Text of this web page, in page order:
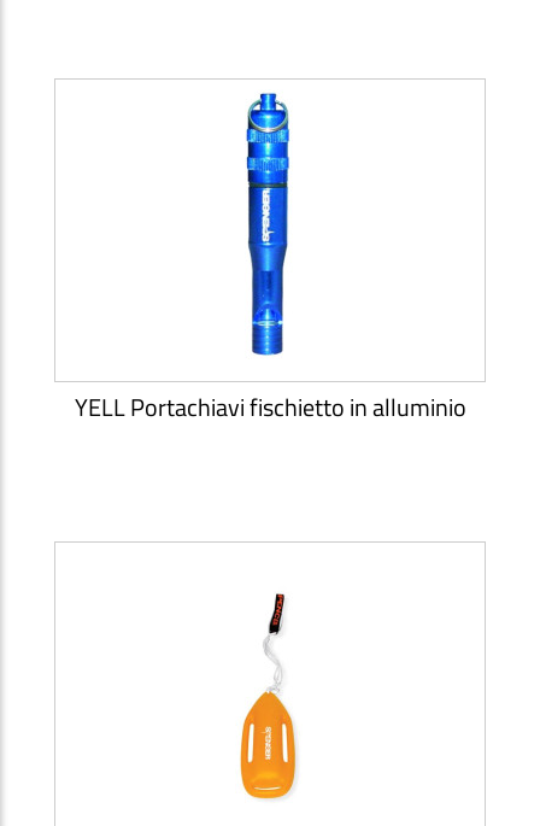
YELL Portachiavi fischietto in alluminio